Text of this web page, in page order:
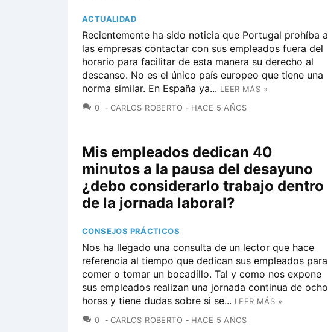
ACTUALIDAD
Recientemente ha sido noticia que Portugal prohíba a
las empresas contactar con sus empleados fuera del
horario para facilitar de esta manera su derecho al
descanso. No es el único país europeo que tiene una
norma similar. En España ya... LEER MÁS »
0 COMENTARIOS
CARLOS ROBERTO HACE 5 AÑOS
Mis empleados dedican 40
minutos a la pausa del desayuno
¿debo considerarlo trabajo dentro
de la jornada laboral?
CONSEJOS PRÁCTICOS
Nos ha llegado una consulta de un lector que hace
referencia al tiempo que dedican sus empleados para
comer o tomar un bocadillo. Tal y como nos expone
sus empleados realizan una jornada continua de ocho
horas y tiene dudas sobre si se... LEER MÁS »
0 COMENTARIOS
CARLOS ROBERTO HACE 5 AÑOS